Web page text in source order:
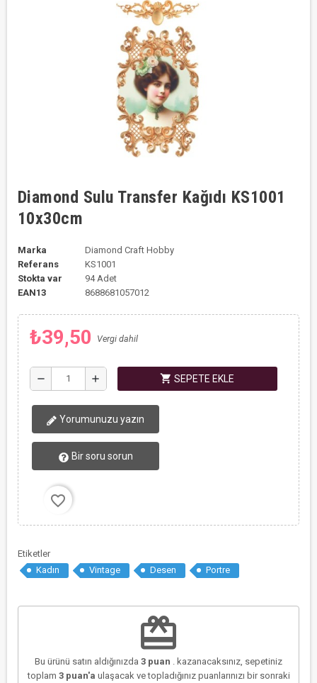
Diamond Sulu Transfer Kağıdı KS1001
10x30cm
Marka
Diamond Craft Hobby
Referans
KS1001
Stokta var
94 Adet
EAN13
8688681057012
₺39,50 Vergi dahil
remove add shopping_cart SEPETE EKLE
Yorumunuzu yazın
Bir soru sorun
favorite_border
Etiketler
Kadın
Vintage Desen Portre
redeem
Bu ürünü satın aldığınızda 3 puan . kazanacaksınız, sepetiniz
toplam 3puan'a ulaşacak ve topladığınız puanlarınızı bir sonraki